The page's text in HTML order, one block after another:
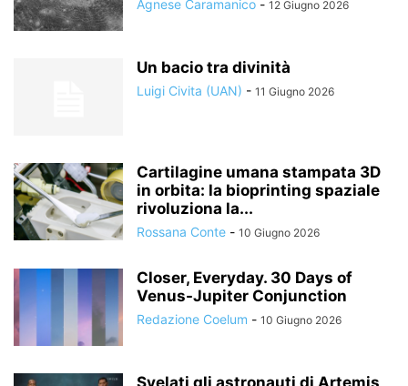
Agnese Caramanico - 12 Giugno 2026
Un bacio tra divinità
Luigi Civita (UAN) - 11 Giugno 2026
Cartilagine umana stampata 3D
in orbita: la bioprinting spaziale
rivoluziona la...
Rossana Conte - 10 Giugno 2026
Closer, Everyday. 30 Days of
Venus-Jupiter Conjunction
Redazione Coelum - 10 Giugno 2026
Svelati gli astronauti di Artemis